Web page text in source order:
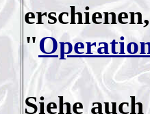
"
Siehe auch